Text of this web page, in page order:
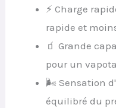
⚡ Charge
rapide et
🧃 Grande
pour un
🌬 Sensation
équilibré du